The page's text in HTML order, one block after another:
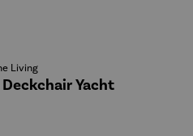
Living
Yacht